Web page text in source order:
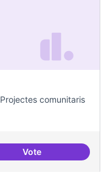
Projectes comunitaris
VoteSalut Comunitària